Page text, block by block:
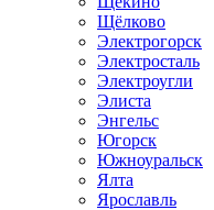
Щёлково
Электрогорск
Электросталь
Электроугли
Элиста
Энгельс
Югорск
Южноуральск
Ялта
Ярославль